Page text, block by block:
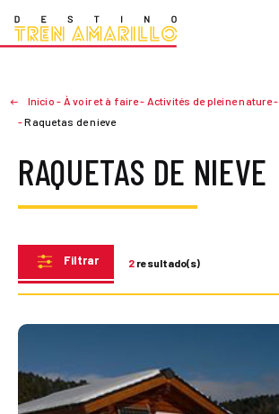
Inicio - À voir et à faire- Activités de pleine nature-
-Raquetas de nieve
RAQUETAS DE NIEVE
Filtrar 2 resultado(s)